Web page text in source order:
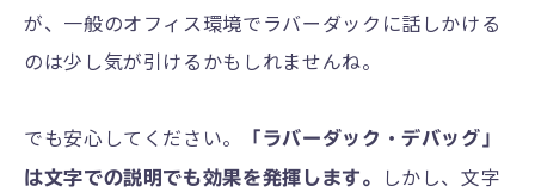
が、一般のオフィス環境でラバーダックに話しかける
のは少し気が引けるかもしれませんね。
でも安心してください。 「ラバーダック・デバッグ」
は文字での説明でも効果を発揮します。
しかし、文字